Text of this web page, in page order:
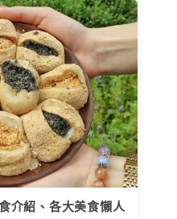
介紹、各大美食懶人